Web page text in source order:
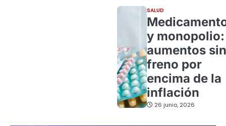
SALUD
y monopolio:
aumentos sin
freno por
encima de la
inflación
26 junio, 2026